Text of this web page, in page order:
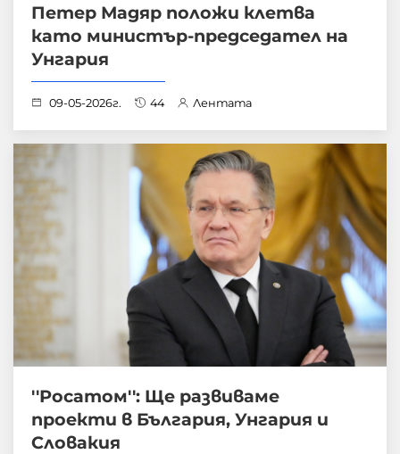
Петер Мадяр положи клетва
като министър-председател на
Унгария
09-05-2026г. 44 Лентата
''Росатом'': Ще развиваме
проекти в България, Унгария и
Словакия